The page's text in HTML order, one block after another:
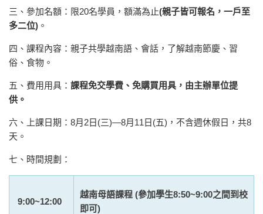
三、參加名額：限20名學員，額滿為止(親子皆可報名，一戶至
多二位) 。
四、課程內容：親子共學越南語、會話，了解越南節慶、習
俗、食物。
五、費用用具： 課程免交學費、免購買用具，由主辦單位提
供。
六、上課日期：8月2日(三)—8月11日(五)，不含週休假日，共8
天。
七、時間規劃：
9:00~12:00
越南母語課程 (參加學生8:50~9:00之間到校
即可)